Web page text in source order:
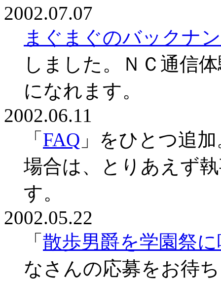
2002.07.07
まぐまぐのバックナ
しました。ＮＣ通信
になれます。
2002.06.11
「 FAQ 」をひとつ追
場合は、とりあえず
す。
2002.05.22
「 散歩男爵を学園祭
なさんの応募をお待